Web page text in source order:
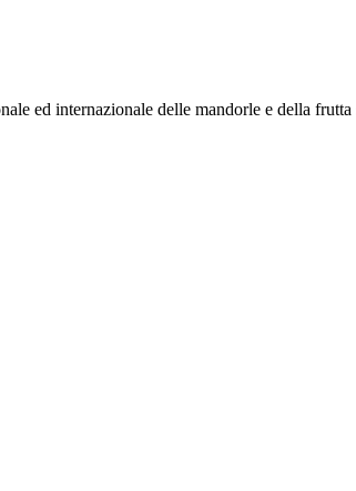
ed internazionale delle mandorle e della frutta